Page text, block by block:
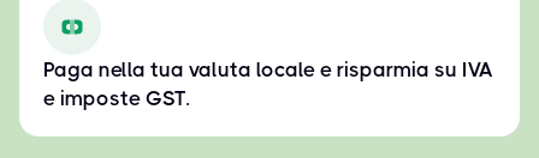
Paga nella tua valuta locale e risparmia su IVA
e imposte GST.